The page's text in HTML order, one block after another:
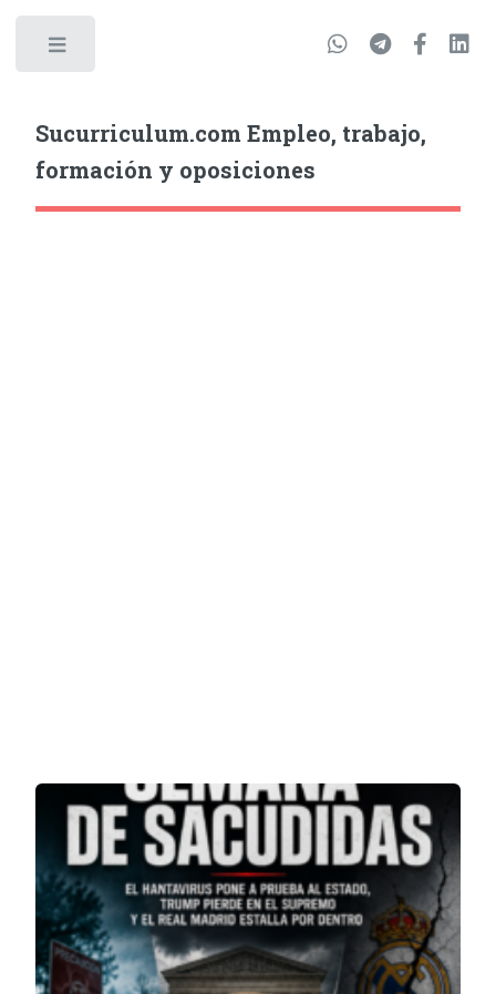
Sucurriculum.com Empleo, trabajo,
formación y oposiciones